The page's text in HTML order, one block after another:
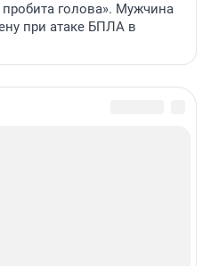
голова». Мужчина
при атаке БПЛА в